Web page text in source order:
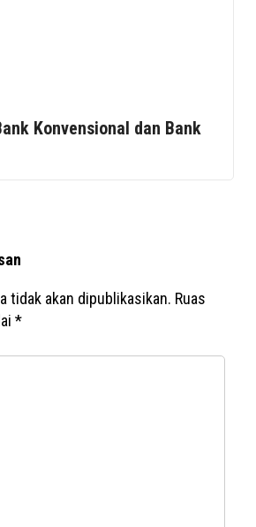
Konvensional dan Bank
tidak akan dipublikasikan. Ruas
*